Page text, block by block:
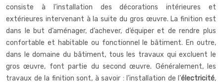
consiste à l’installation des décorations intérieures et
extérieures intervenant à la suite du gros œuvre. La finition est
dans le but d’aménager, d’achever, d’équiper et de rendre plus
confortable et habitable ou fonctionnel le bâtiment. En outre,
dans le domaine du bâtiment, tous les travaux qui excluent le
gros œuvre, font partie du second œuvre. Généralement, les
travaux de la finition sont, à savoir : l’installation de l’électricité,